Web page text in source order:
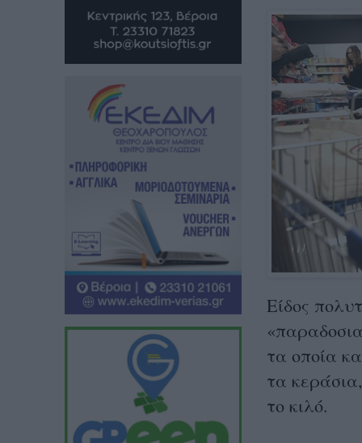
Είδος
τα οποία
τα
το κιλό.